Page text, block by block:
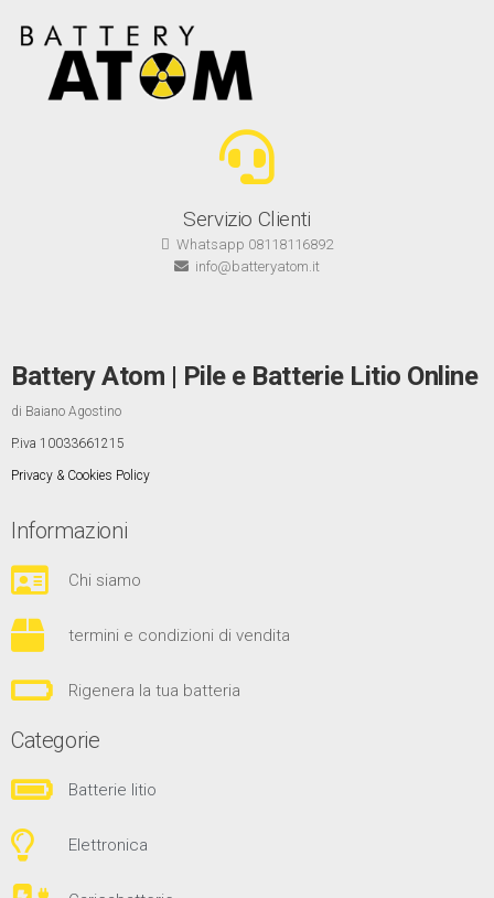
Servizio Clienti
Whatsapp 08118116892
info@batteryatom.it
Battery Atom | Pile e Batterie Litio Online
di Baiano Agostino
P.iva 10033661215
Privacy & Cookies Policy
Informazioni
Chi siamo
termini e condizioni di vendita
Rigenera la tua batteria
Categorie
Batterie litio
Elettronica